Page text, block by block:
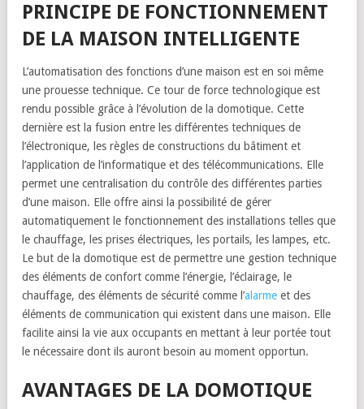
PRINCIPE DE FONCTIONNEMENT
DE LA MAISON INTELLIGENTE
L’automatisation des fonctions d’une maison est en soi même
une prouesse technique. Ce tour de force technologique est
rendu possible grâce à l’évolution de la domotique. Cette
dernière est la fusion entre les différentes techniques de
l’électronique, les règles de constructions du bâtiment et
l’application de l’informatique et des télécommunications. Elle
permet une centralisation du contrôle des différentes parties
d’une maison. Elle offre ainsi la possibilité de gérer
automatiquement le fonctionnement des installations telles que
le chauffage, les prises électriques, les portails, les lampes, etc.
Le but de la domotique est de permettre une gestion technique
des éléments de confort comme l’énergie, l’éclairage, le
chauffage, des éléments de sécurité comme l’alarme et des
éléments de communication qui existent dans une maison. Elle
facilite ainsi la vie aux occupants en mettant à leur portée tout
le nécessaire dont ils auront besoin au moment opportun.
AVANTAGES DE LA DOMOTIQUE